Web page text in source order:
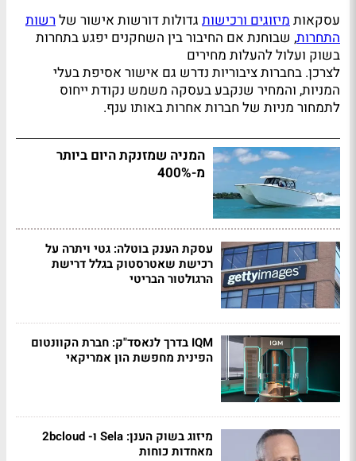
עסקאותמיזוגים ורכישות גדולות דורשות אישור שלרשות
התחרות, שבוחנת אם החיבור בין השחקנים יפגע בתחרות
בשוק ועלול להעלות מחירים
לצרכן. בחברות ציבוריות נדרש גם אישור אסיפת בעלי
המניות, והמחיר שנקבע בעסקה משמש נקודת ייחוס
לתמחור מניות של חברות אחרות באותו ענף.
המניה שמזנקת היום ביותר
מ-400%
עסקת הענק בוטלה: גטי ויתרה על
רכישת שאטרסטוק בגלל דרישת
הרגולטור הבריטי
IQM בדרך לנאסד"ק: חברת הקוונטום
הפינית מחפשת הון אמריקאי
מיזוג בשוק הענן: Sela ו- 2bcloud
מאחדות כוחות